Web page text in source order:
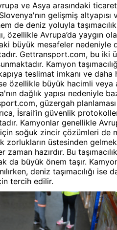
ve Asya arasındaki
gelişmiş altyapısı
de deniz yoluyla
özellikle Avrupa’da yaygın
büyük mesafeler nedeniyle
Gettransport.com, bu iki
Kamyon
teslimat imkanı ve daha
özellikle büyük hacimli veya
dağlık yapısı nedeniyle
güzergah planlaması
İsrail’in güvenlik
Kamyonlar genellikle
soğuk zincir çözümleri de
üstesinden
hazırdır. Bu
büyük önem taşır. Kamyon
deniz taşımacılığı ise
tercih edilir.